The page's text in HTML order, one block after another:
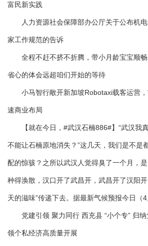
富民新实践
人力资源社会保障部办公厅关于公布机电
家工作规范的告诉
全程不赶不挤不折腾，带小月龄宝宝顺畅
省心的体会远超咱们开始的等待
小马智行敞开新加坡Robotaxi载客运营，
速商业布局
【就在今日，#武汉石楠886#】“武汉我
不能让石楠原地消失？”这几天，我们是不是
配的惊骇？之所以武汉人觉得臭了一个月，
种得涣散，汉口开了武昌开，武昌开了汉阳
天的滋味”传递下去。据最新气候预报今日（4
党建引领 聚力同行 西充县 “小个专” 归纳
领个私经济高质量开展